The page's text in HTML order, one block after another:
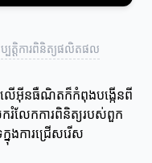
ត្តិការពិនិត្យផលិតផល
លើអ៊ីនធឺណិតក៏កំពុងបង្កើនពី
ករំលែកការពិនិត្យរបស់ពួក
ងការជ្រើសរើស